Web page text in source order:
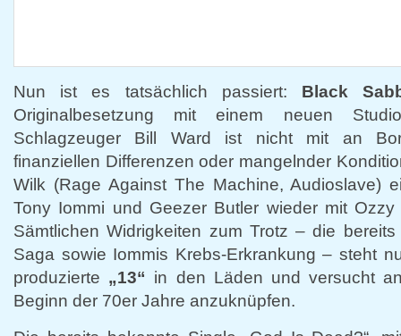
Nun ist es tatsächlich passiert: Black
Originalbesetzung mit einem neuen
Schlagzeuger Bill Ward ist nicht mit an
finanziellen Differenzen oder mangelnder
Wilk (Rage Against The Machine, Audioslave)
Tony Iommi und Geezer Butler wieder mit
Sämtlichen Widrigkeiten zum Trotz – die
Saga sowie Iommis Krebs-Erkrankung – steht
produzierte „13“ in den Läden und versucht
Beginn der 70er Jahre anzuknüpfen.